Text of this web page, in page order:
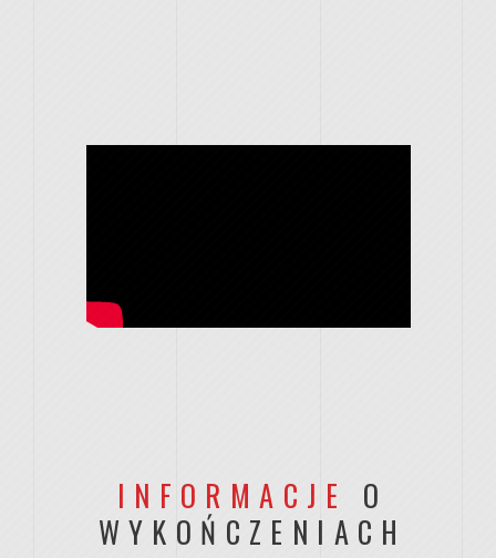
INFORMACJE
O
WYKOŃCZENIACH